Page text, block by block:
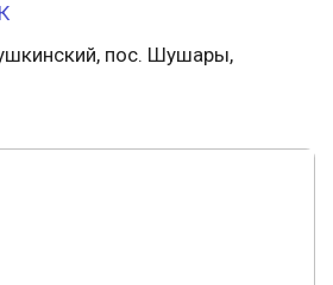
пос. Шушары,